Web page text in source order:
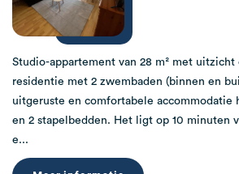
Studio-appartement van 28 m² met
residentie met 2 zwembaden (binnen en
uitgeruste en comfortabele accommodatie
en 2 stapelbedden. Het ligt op 10 minuten
e...